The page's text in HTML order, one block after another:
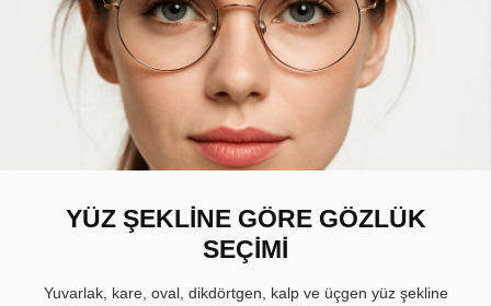
YÜZ ŞEKLİNE GÖRE GÖZLÜK
SEÇİMİ
Yuvarlak, kare, oval, dikdörtgen, kalp ve üçgen yüz şekline